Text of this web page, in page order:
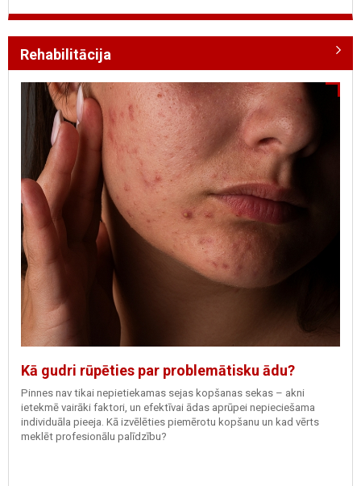
Rehabilitācija
Kā gudri rūpēties par problemātisku ādu?
Pinnes nav tikai nepietiekamas sejas kopšanas sekas – akni
ietekmē vairāki faktori, un efektīvai ādas aprūpei nepieciešama
individuāla pieeja. Kā izvēlēties piemērotu kopšanu un kad vērts
meklēt profesionālu palīdzību?